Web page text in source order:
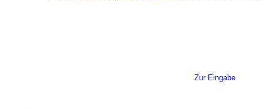
Zur Eingabe